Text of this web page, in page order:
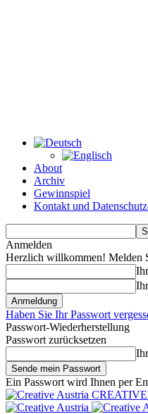
About
Archiv
Gewinnspiel
Kontakt und
Anmelden
Herzlich willkommen! Melden
Haben Sie Ihr Passwort
Passwort-Wiederherstellung
Passwort zurücksetzen
Ein Passwort wird Ihnen per
CREATIVE